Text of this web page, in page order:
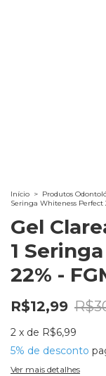
Início > Produtos
Seringa Whiteness Perfect
Gel
1
22% -
R$12,99
2 x de R$6,99
5% de desconto
Ver mais detalhes